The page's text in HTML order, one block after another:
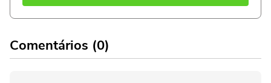
Comentários (0)